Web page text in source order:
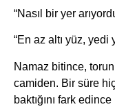
“Nasıl bir yer
“En az altı yüz, yedi
Namaz bitince,
camiden. Bir süre
baktığını fark